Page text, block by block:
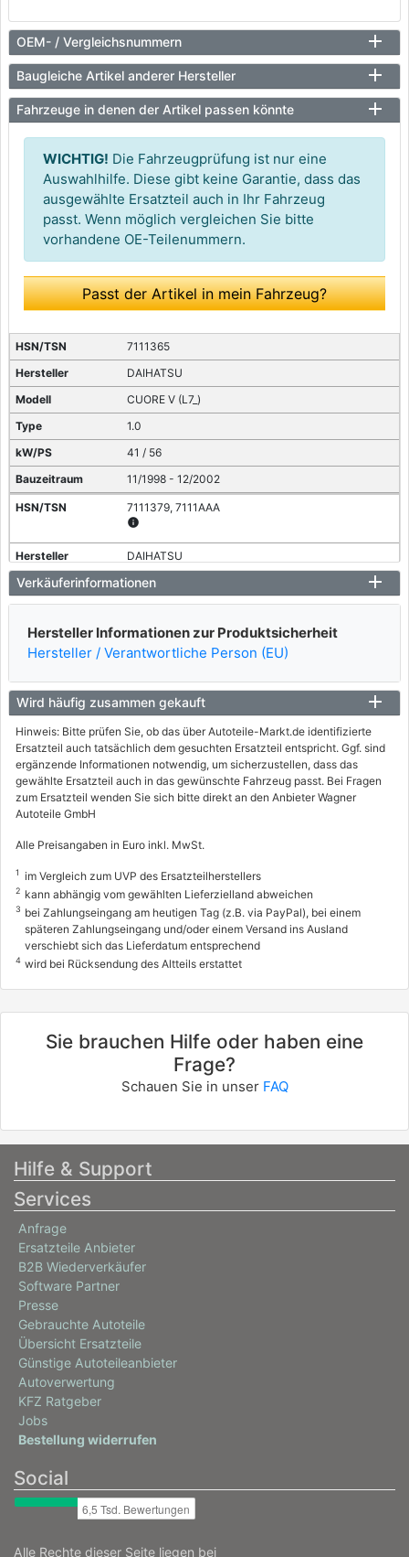
OEM- / Vergleichsnummern
Baugleiche Artikel anderer Hersteller
Fahrzeuge in denen der Artikel passen könnte
WICHTIG! Die Fahrzeugprüfung ist nur eine
Auswahlhilfe. Diese gibt keine Garantie, dass das
ausgewählte Ersatzteil auch in Ihr Fahrzeug
passt. Wenn möglich vergleichen Sie bitte
vorhandene OE-Teilenummern.
Passt der Artikel in mein Fahrzeug?
7111365
DAIHATSU
CUORE V (L7_)
1.0
41 / 56
11/1998 - 12/2002
7111379, 7111AAA
info
DAIHATSU
CUORE VI (L251, L250_, L260_)
1.0
43 / 58
05/2003 - heute
7111AAM
info
DAIHATSU
CUORE VII (L275_, L285_, L276_)
1.0 (L276)
04/2007 - heute
7111AAI
DAIHATSU
TREVIS
1.0
Verkäuferinformationen
Hersteller Informationen zur Produktsicherheit
Hersteller / Verantwortliche Person (EU)
Wird häufig zusammen gekauft
Hinweis: Bitte prüfen Sie, ob das über Autoteile-Markt.de identifizierte
Ersatzteil auch tatsächlich dem gesuchten Ersatzteil entspricht. Ggf. sind
ergänzende Informationen notwendig, um sicherzustellen, dass das
gewählte Ersatzteil auch in das gewünschte Fahrzeug passt. Bei Fragen
zum Ersatzteil wenden Sie sich bitte direkt an den Anbieter Wagner
Autoteile GmbH
Alle Preisangaben in Euro inkl. MwSt.
1 im Vergleich zum UVP des Ersatzteilherstellers
2 kann abhängig vom gewählten Lieferzielland abweichen
3 bei Zahlungseingang am heutigen Tag (z.B. via PayPal), bei einem
späteren Zahlungseingang und/oder einem Versand ins Ausland
verschiebt sich das Lieferdatum entsprechend
4 wird bei Rücksendung des Altteils erstattet
Sie brauchen Hilfe oder haben eine
Frage?
Schauen Sie in unser FAQ
Hilfe & Support
Services
Anfrage
Ersatzteile Anbieter
B2B Wiederverkäufer
Software Partner
Presse
Gebrauchte Autoteile
Übersicht Ersatzteile
Günstige Autoteileanbieter
Autoverwertung
KFZ Ratgeber
Jobs
Bestellung widerrufen
Social
Alle Rechte dieser Seite liegen bei